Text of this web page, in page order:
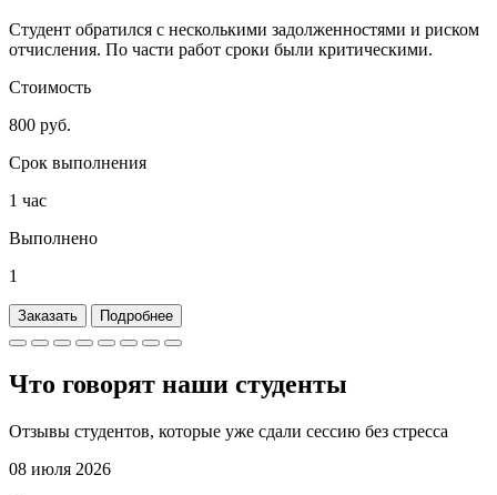
Студент обратился с несколькими задолженностями и риском
отчисления. По части работ сроки были критическими.
Стоимость
800 руб.
Срок выполнения
1 час
Выполнено
1
Заказать Подробнее
Что говорят наши студенты
Отзывы студентов, которые уже сдали сессию без стресса
08 июля 2026